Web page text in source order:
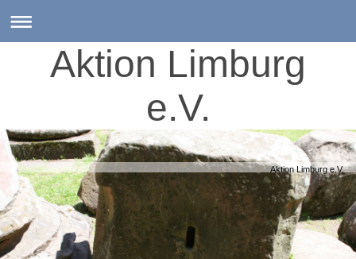
Aktion Limburg
e.V.
Aktion Limburg e.V.